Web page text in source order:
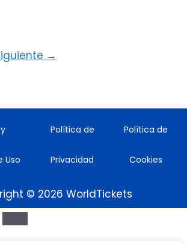
→
Uso
Política de
Privacidad
Política de
Cookies
© 2026 WorldTickets